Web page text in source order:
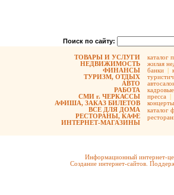
Поиск по сайту:
ТОВАРЫ И УСЛУГИ
НЕДВИЖИМОСТЬ
ФИНАНСЫ
ТУРИЗМ, ОТДЫХ
АВТО
РАБОТА
СМИ г. ЧЕРКАССЫ
АФИША, ЗАКАЗ БИЛЕТОВ
ВСЕ ДЛЯ ДОМА
РЕСТОРАНЫ, КАФЕ
ИНТЕРНЕТ-МАГАЗИНЫ
каталог
жилая
банки |
пресса |
концерты
каталог
Информационный интернет-
Создание интернет-сайтов.